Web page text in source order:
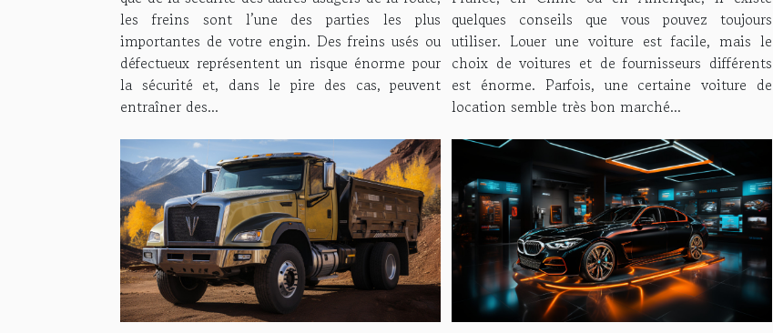
les freins sont l’une des parties les plus
importantes de votre engin. Des freins usés ou
défectueux représentent un risque énorme pour
la sécurité et, dans le pire des cas, peuvent
entraîner des...
quelques conseils que vous pouvez toujours
utiliser. Louer une voiture est facile, mais le
choix de voitures et de fournisseurs différents
est énorme. Parfois, une certaine voiture de
location semble très bon marché...